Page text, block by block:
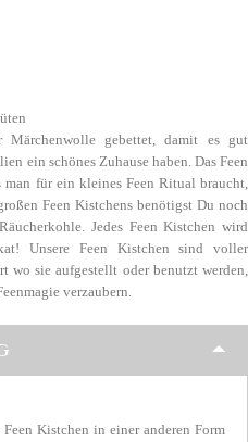
gebettet, damit es gut
ein schönes Zuhause haben. Das Feen
für ein kleines Feen Ritual braucht,
Feen Kistchens benötigst Du noch
Jedes Feen Kistchen wird
Unsere Feen Kistchen sind voller
wo sie aufgestellt oder benutzt werden,
verzaubern.
Kistchen in einer anderen Form